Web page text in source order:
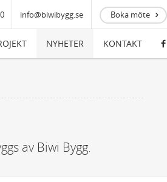
info@biwibygg.se Boka möte
NYHETER KONTAKT
av Biwi Bygg.